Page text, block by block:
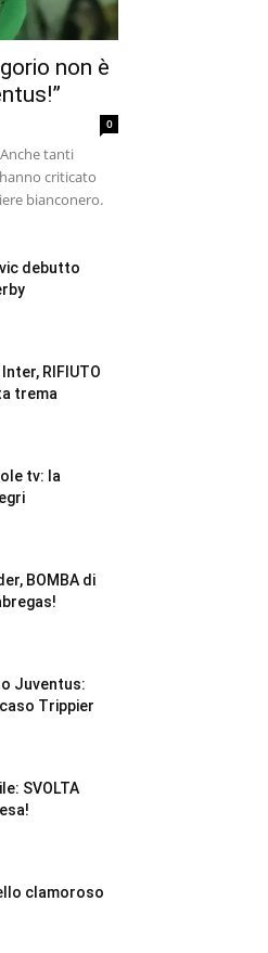
non è
0
tanti
criticato
bianconero.
debutto
RIFIUTO
trema
tv: la
BOMBA di
Juventus:
Trippier
SVOLTA
clamoroso